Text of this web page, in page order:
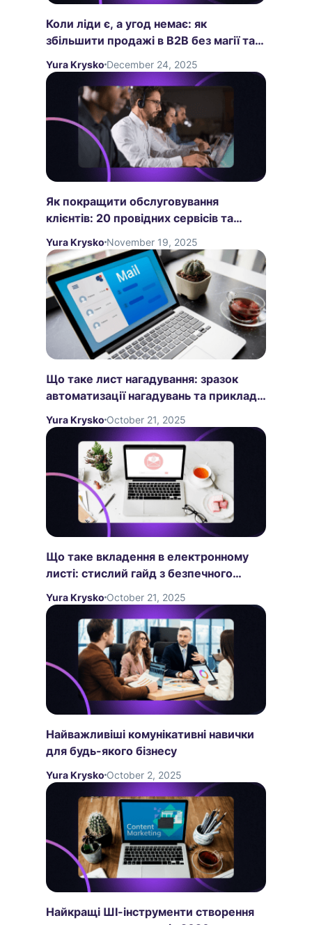
Коли ліди є, а угод немає: як
збільшити продажі в B2B без магії та
маніпуляцій
Yura Krysko December 24, 2025
Як покращити обслуговування
клієнтів: 20 провідних сервісів та
кращі техніки
Yura Krysko November 19, 2025
Що таке лист нагадування: зразок
автоматизації нагадувань та приклади
емейлів
Yura Krysko October 21, 2025
Що таке вкладення в електронному
листі: стислий гайд з безпечного
мейлінгу
Yura Krysko October 21, 2025
Найважливіші комунікативні навички
для будь-якого бізнесу
Yura Krysko October 2, 2025
Найкращі ШІ-інструменти створення